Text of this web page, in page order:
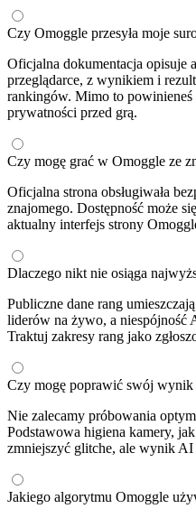
Czy Omoggle przesyła moje
Oficjalna dokumentacja opisuje
przeglądarce, z wynikiem i
rankingów. Mimo to
prywatności przed grą.
Czy mogę grać w Omoggle ze
Oficjalna strona obsługiwała
znajomego. Dostępność może
aktualny interfejs strony
Dlaczego nikt nie osiąga
Publiczne dane rang
liderów na żywo, a niespójność
Traktuj zakresy rang jako
Czy mogę poprawić swój
Nie zalecamy próbowania
Podstawowa higiena kamery,
zmniejszyć glitche, ale wynik AI
Jakiego algorytmu Omoggle